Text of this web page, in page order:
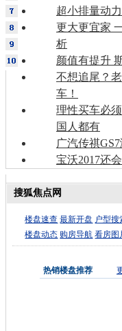
超小排量动
更大更宜家
析
颜值有提升
不想追尾？
车！
理性买车必
国人都有
广汽传祺
宝沃2017还
搜狐焦点网
楼盘速查 最新开盘 户型搜
楼盘动态 购房导航 看房图
热销楼盘推荐